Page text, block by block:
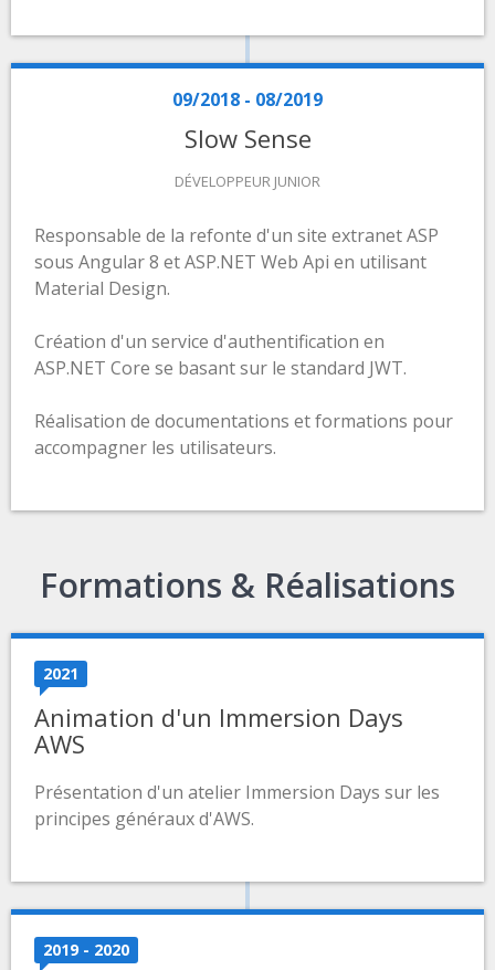
09/2018 - 08/2019
Slow Sense
DÉVELOPPEUR JUNIOR
Responsable de la refonte d'un site extranet ASP
sous Angular 8 et ASP.NET Web Api en utilisant
Material Design.
Création d'un service d'authentification en
ASP.NET Core se basant sur le standard JWT.
Réalisation de documentations et formations pour
accompagner les utilisateurs.
Formations & Réalisations
2021
Animation d'un Immersion Days
AWS
Présentation d'un atelier Immersion Days sur les
principes généraux d'AWS.
2019 - 2020